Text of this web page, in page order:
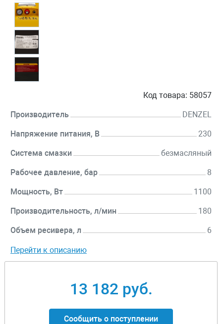
Код товара: 58057
Производитель DENZEL
Напряжение питания, В 230
Система смазки безмасляный
Рабочее давление, бар 8
Мощность, Вт 1100
Производительность, л/мин 180
Объем ресивера, л 6
Перейти к описанию
13 182 руб.
Сообщить о поступлении